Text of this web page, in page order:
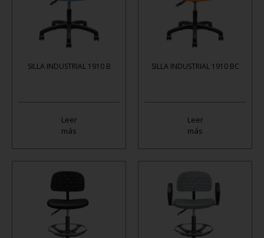
SILLA INDUSTRIAL 1910 B
Leer
más
SILLA INDUSTRIAL 1910 BC
Leer
más